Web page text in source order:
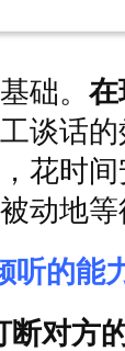
础。 在
谈话
花时
动地
听的能
对方的